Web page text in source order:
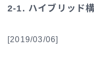
2-1. ハイブリッド
[2019/03/06]